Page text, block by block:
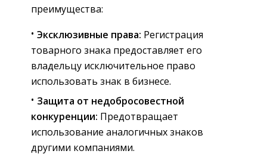
преимущества:
Эксклюзивные права: Регистрация
товарного знака предоставляет его
владельцу исключительное право
использовать знак в бизнесе.
Защита от недобросовестной
конкуренции: Предотвращает
использование аналогичных знаков
другими компаниями.